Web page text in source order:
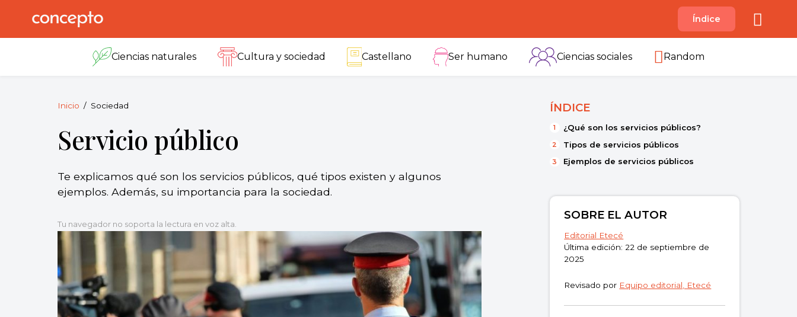
reservados.
B C
Índice
Ciencias naturales Cultura y sociedad Castellano Ser humano Ciencias sociales Random
Inicio Sociedad
Servicio público
Te explicamos qué son los servicios públicos, qué tipos existen y algunos
ejemplos. Además, su importancia para la sociedad.
Tu navegador no soporta la lectura en voz alta.
ÍNDICE
¿Qué son los servicios públicos?
Tipos de servicios públicos
Ejemplos de servicios públicos
SOBRE EL AUTOR
Editorial Etecé
Última edición: 22 de septiembre de
2025
Revisado por Equipo editorial, Etecé